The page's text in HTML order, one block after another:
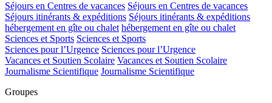
Séjours en Centres de vacances Séjours en Centres de vacances
Séjours itinérants & expéditions Séjours itinérants & expéditions
hébergement en gîte ou chalet hébergement en gîte ou chalet
Sciences et Sports Sciences et Sports
Sciences pour l’Urgence Sciences pour l’Urgence
Vacances et Soutien Scolaire Vacances et Soutien Scolaire
Journalisme Scientifique Journalisme Scientifique
Groupes